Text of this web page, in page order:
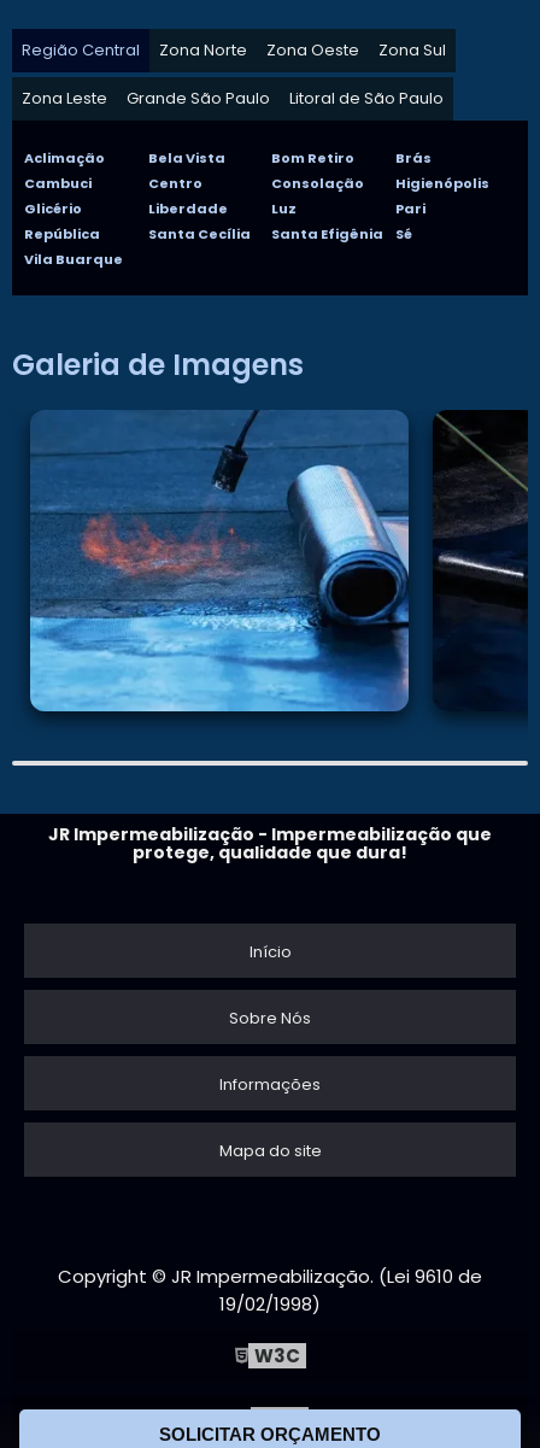
SOLICITAR ORÇAMENTO
Região Central Zona Norte Zona Oeste Zona Sul
Zona Leste Grande São Paulo Litoral de São Paulo
Aclimação Bela Vista Bom Retiro
Brás
Cambuci
Centro Consolação
Higienópolis
Glicério
Liberdade Luz
Pari
República
Santa Cecília Santa Efigênia
Sé
Vila Buarque
Galeria de Imagens
JR Impermeabilização - Impermeabilização que
protege, qualidade que dura!
Início
Sobre Nós
Informações
Mapa do site
Copyright © JR Impermeabilização. (Lei 9610 de
19/02/1998)
W3C